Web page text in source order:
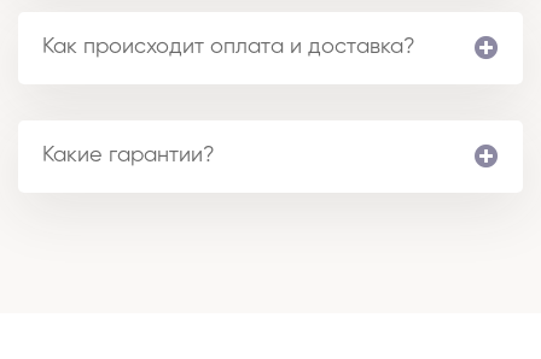
Как происходит оплата и доставка?
Какие гарантии?